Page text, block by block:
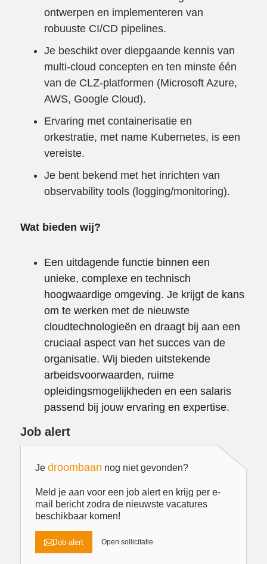
ontwerpen en implementeren van
robuuste CI/CD pipelines.
Je beschikt over diepgaande kennis van
multi-cloud concepten en ten minste één
van de CLZ-platformen (Microsoft Azure,
AWS, Google Cloud).
Ervaring met containerisatie en
orkestratie, met name Kubernetes, is een
vereiste.
Je bent bekend met het inrichten van
observability tools (logging/monitoring).
Wat bieden wij?
Een uitdagende functie binnen een
unieke, complexe en technisch
hoogwaardige omgeving. Je krijgt de kans
om te werken met de nieuwste
cloudtechnologieën en draagt bij aan een
cruciaal aspect van het succes van de
organisatie. Wij bieden uitstekende
arbeidsvoorwaarden, ruime
opleidingsmogelijkheden en een salaris
passend bij jouw ervaring en expertise.
Job alert
Je droombaan nog niet gevonden?
Meld je aan voor een job alert en krijg per e-
mail bericht zodra de nieuwste vacatures
beschikbaar komen!
Job alert Open sollicitatie